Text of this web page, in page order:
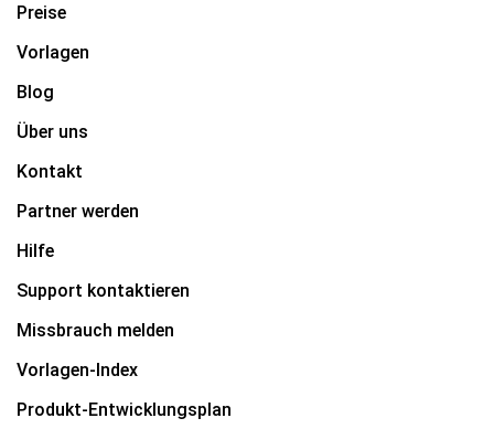
Preise
Vorlagen
Blog
Über uns
Kontakt
Partner werden
Hilfe
Support kontaktieren
Missbrauch melden
Vorlagen-Index
Produkt-Entwicklungsplan